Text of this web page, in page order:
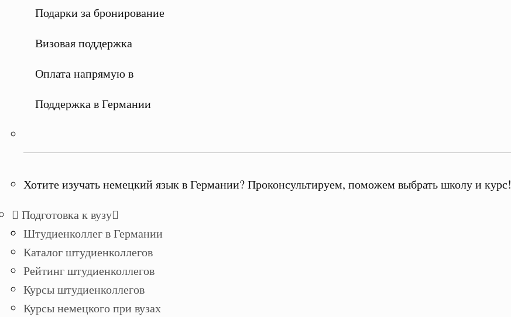
Подарки за бронирование
Визовая поддержка
Оплата напрямую в
Поддержка в Германии
Хотите изучать немецкий язык в Германии? Проконсультируем, поможем выбрать школу и курс!
Подготовка к вузу
Штудиенколлег в Германии
Каталог штудиенколлегов
Рейтинг штудиенколлегов
Курсы штудиенколлегов
Курсы немецкого при вузах